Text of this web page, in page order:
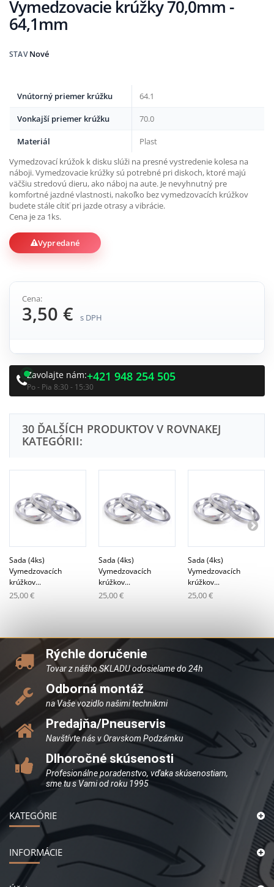
Vymedzovacie krúžky 70,0mm -
64,1mm
STAV Nové
Vnútorný priemer krúžku 64.1
Vonkajší priemer krúžku 70.0
Materiál
Plast
Vymedzovací krúžok k disku slúži na presné vystredenie kolesa na
náboji. Vymedzovacie krúžky sú potrebné pri diskoch, ktoré majú
väčšiu stredovú dieru, ako náboj na aute. Je nevyhnutný pre
komfortné jazdné vlastnosti, nakoľko bez vymedzovacích krúžkov
budete stále cítiť pri jazde otrasy a vibrácie.
Cena je za 1ks.
Vypredané
Cena:
3,50 € s DPH
Zavolajte nám:+421 948 254 505
Po - Pia 8:30 - 15:30
30 ĎALŠÍCH PRODUKTOV V ROVNAKEJ
KATEGÓRII:
Sada (4ks)
Vymedzovacích
krúžkov...
25,00 €
Sada (4ks)
Vymedzovacích
krúžkov...
25,00 €
Sada (4ks)
Vymedzovacích
krúžkov...
25,00 €
Rýchle doručenie
Tovar z nášho SKLADU odosielame do 24h
Odborná montáž
na Vaše vozidlo našimi technikmi
Predajňa/Pneuservis
Navštívte nás v Oravskom Podzámku
Dlhoročné skúsenosti
Profesionálne poradenstvo, vďaka skúsenostiam,
sme tu s Vami od roku 1995
KATEGÓRIE
INFORMÁCIE